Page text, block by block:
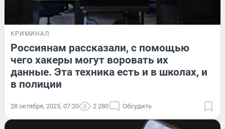
КРИМИНАЛ
Россиянам рассказали, с помощью
чего хакеры могут воровать их
данные. Эта техника есть и в школах, и
в полиции
28 октября, 2025, 07:20 2 280 Обсудить